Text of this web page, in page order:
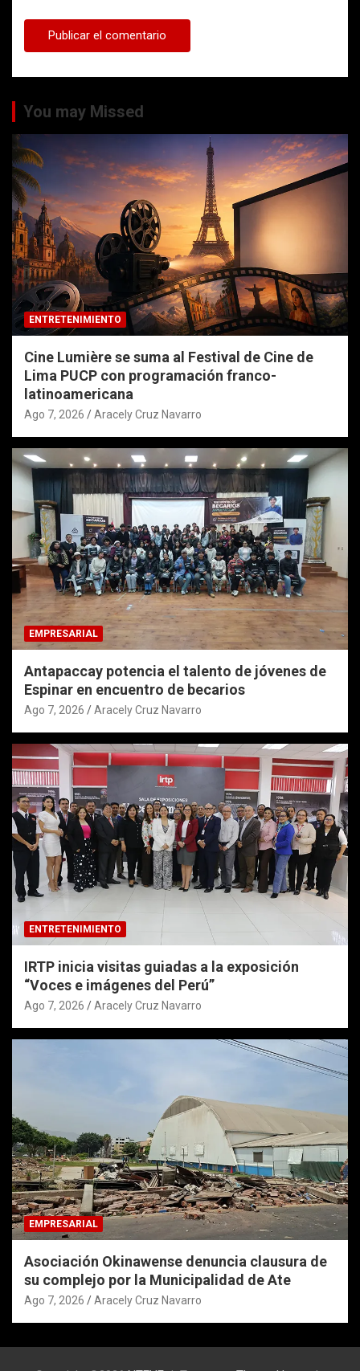
You may Missed
ENTRETENIMIENTO
Cine Lumière se suma al Festival de Cine de
Lima PUCP con programación franco-
latinoamericana
Ago 7, 2026 Aracely Cruz Navarro
EMPRESARIAL
Antapaccay potencia el talento de jóvenes de
Espinar en encuentro de becarios
Ago 7, 2026 Aracely Cruz Navarro
ENTRETENIMIENTO
IRTP inicia visitas guiadas a la exposición
“Voces e imágenes del Perú”
Ago 7, 2026 Aracely Cruz Navarro
EMPRESARIAL
Asociación Okinawense denuncia clausura de
su complejo por la Municipalidad de Ate
Ago 7, 2026 Aracely Cruz Navarro